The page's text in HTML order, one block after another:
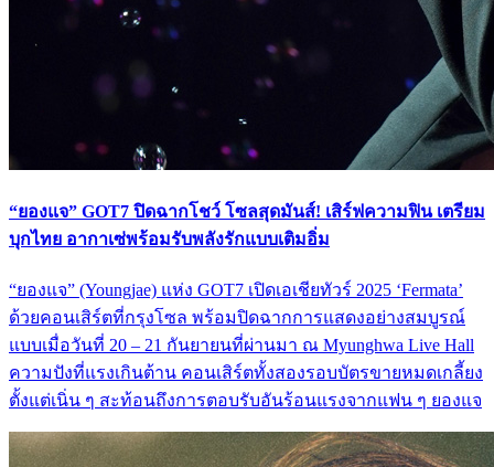
“ยองแจ” GOT7 ปิดฉากโชว์ โซลสุดมันส์! เสิร์ฟความฟิน เตรียม
บุกไทย อากาเซ่พร้อมรับพลังรักแบบเติมอิ่ม
“ยองแจ” (Youngjae) แห่ง GOT7 เปิดเอเชียทัวร์ 2025 ‘Fermata’
ด้วยคอนเสิร์ตที่กรุงโซล พร้อมปิดฉากการแสดงอย่างสมบูรณ์
แบบเมื่อวันที่ 20 – 21 กันยายนที่ผ่านมา ณ Myunghwa Live Hall
ความปังที่แรงเกินต้าน คอนเสิร์ตทั้งสองรอบบัตรขายหมดเกลี้ยง
ตั้งแต่เนิ่น ๆ สะท้อนถึงการตอบรับอันร้อนแรงจากแฟน ๆ ยองแจ